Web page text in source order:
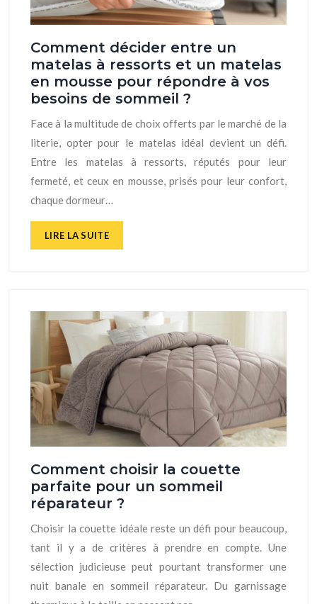
Comment décider entre un
matelas à ressorts et un matelas
en mousse pour répondre à vos
besoins de sommeil ?
Face à la multitude de choix offerts par le marché de la
literie, opter pour le matelas idéal devient un défi.
Entre les matelas à ressorts, réputés pour leur
fermeté, et ceux en mousse, prisés pour leur confort,
chaque dormeur…
LIRE LA SUITE
Comment choisir la couette
parfaite pour un sommeil
réparateur ?
Choisir la couette idéale reste un défi pour beaucoup,
tant il y a de critères à prendre en compte. Une
sélection judicieuse peut pourtant transformer une
nuit banale en sommeil réparateur. Du garnissage